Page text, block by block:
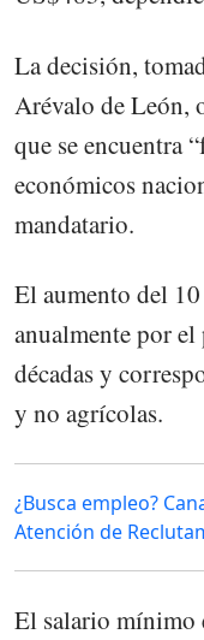
La decisión,
Arévalo de León,
que se encuentra
económicos
mandatario.
El aumento del
anualmente por
décadas y
y no agrícolas.
¿Busca empleo?
Atención de
El salario mínimo